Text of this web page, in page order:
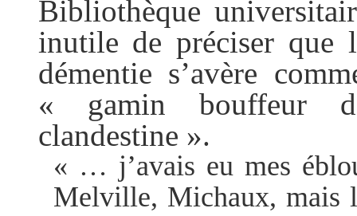
Bibliothèque
inutile de préciser que
démentie s’avère
« gamin bouffeur
clandestine ».
« … j’avais eu mes
Melville, Michaux, mais